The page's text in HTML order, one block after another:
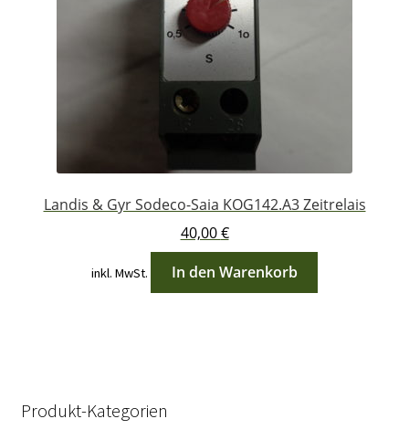
Landis & Gyr Sodeco-Saia KOG142.A3 Zeitrelais
40,00€
inkl. MwSt. In den Warenkorb
Produkt-Kategorien